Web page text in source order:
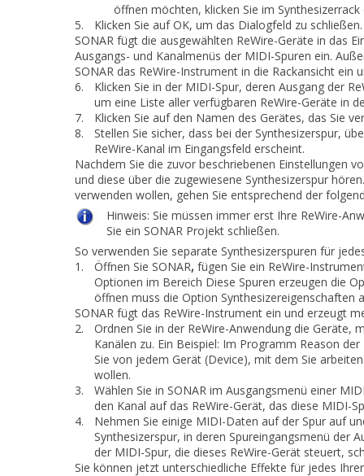
öffnen möchten, klicken Sie im
5.
Klicken Sie aufOK, um das Dialogfeld zu schließen.
SONAR fügt die ausgewählten ReWire-Geräte in das
Ausgangs- und Kanalmenüs der MIDI-Spuren ein.
SONAR das ReWire-Instrument in die Rackansicht
6.
Klicken Sie in der MIDI-Spur, deren Ausgang der
um eine Liste aller verfügbaren ReWire-Geräte in
7.
Klicken Sie auf den Namen des Gerätes, das Sie
8.
Stellen Sie sicher, dass bei der Synthesizerspur,
ReWire-Kanal im Eingangsfeld erscheint.
Nachdem Sie die zuvor beschriebenen Einstellungen
und diese über die zugewiesene Synthesizerspur
verwenden wollen, gehen Sie entsprechend der
Hinweis:Sie müssen immer erst Ihre ReWire-
Sie ein SONAR Projekt schließen.
So verwenden Sie separate Synthesizerspuren für
1.
Öffnen Sie SONAR, fügen Sie ein ReWire-
Optionen im Bereich Diese Spuren erzeugen die
öffnen muss die Option Synthesizereigenschaften
SONAR fügt das ReWire-Instrument ein und erzeugt
2.
Ordnen Sie in der ReWire-Anwendung die Geräte,
Kanälen zu. Ein Beispiel: Im Programm Reason
Sie von jedem Gerät (Device), mit dem Sie
wollen.
3.
Wählen Sie in SONAR im Ausgangsmenü einer
den Kanal auf das ReWire-Gerät, das diese MIDI-
4.
Nehmen Sie einige MIDI-Daten auf der Spur auf
Synthesizerspur, in deren Spureingangsmenü der
der MIDI-Spur, die dieses ReWire-Gerät steuert,
Sie können jetzt unterschiedliche Effekte für jedes